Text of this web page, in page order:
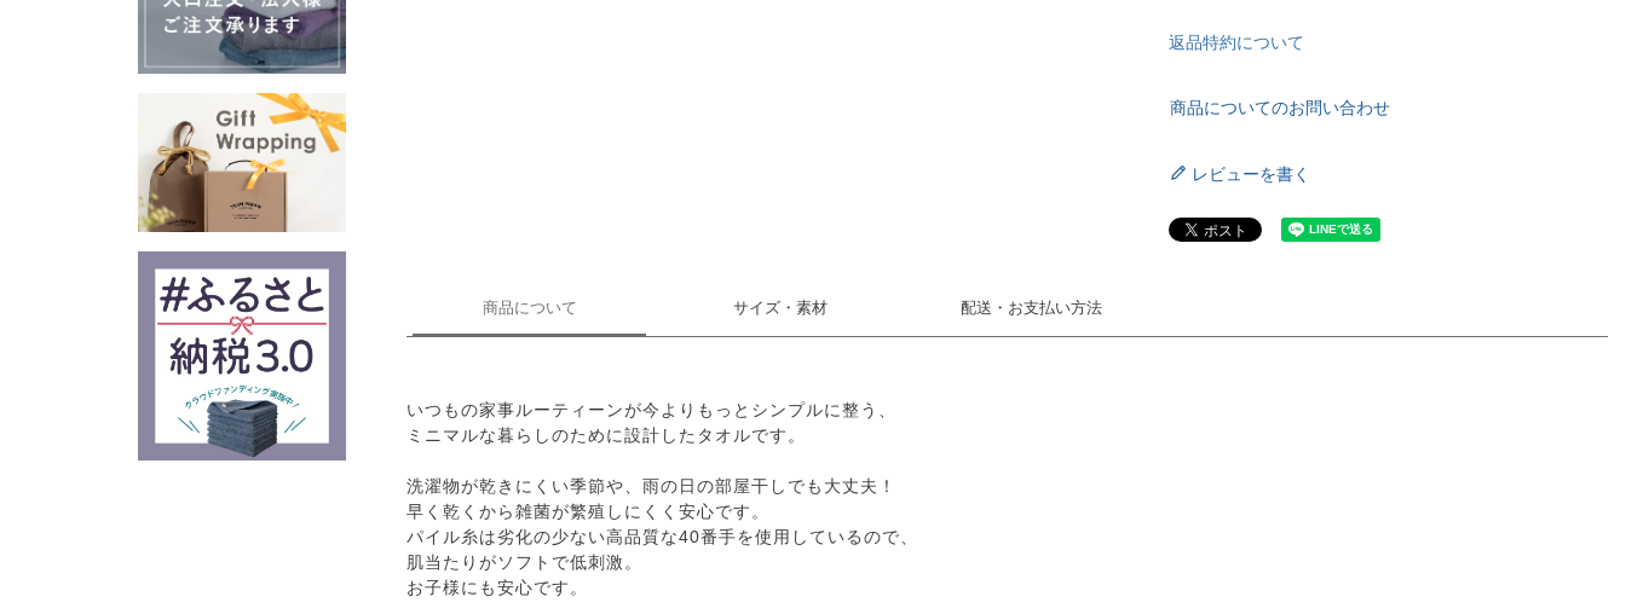
返品特約について
商品についてのお問い合わせ
レビューを書く
商品について サイズ・素材 配送・お支払い方法
いつもの家事ルーティーンが今よりもっとシンプルに整う、
ミニマルな暮らしのために設計したタオルです。
洗濯物が乾きにくい季節や、雨の日の部屋干しでも大丈夫！
早く乾くから雑菌が繁殖しにくく安心です。
パイル糸は劣化の少ない高品質な40番手を使用しているので、
肌当たりがソフトで低刺激。
お子様にも安心です。